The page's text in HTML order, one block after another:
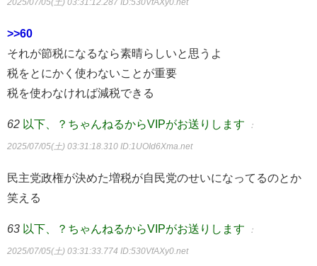
2025/07/05(土) 03:31:12.287 ID:530VfAXy0.net
>>60
それが節税になるなら素晴らしいと思うよ
税をとにかく使わないことが重要
税を使わなければ減税できる
62 以下、？ちゃんねるからVIPがお送りします ：
2025/07/05(土) 03:31:18.310 ID:1UOId6Xma.net
民主党政権が決めた増税が自民党のせいになってるのとか
笑える
63 以下、？ちゃんねるからVIPがお送りします ：
2025/07/05(土) 03:31:33.774 ID:530VfAXy0.net